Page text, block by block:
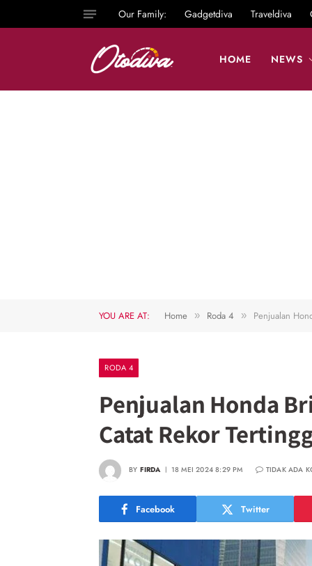
Our Family: Gadgetdiva Traveldiva
HOME NEWS
YOU ARE AT: Home » Roda 4 » Penjualan
RODA 4
Penjualan Honda
Catat Rekor
BY FIRDA 18 MEI 2024 8:29 PM TIDAK ADA
Facebook Twitter